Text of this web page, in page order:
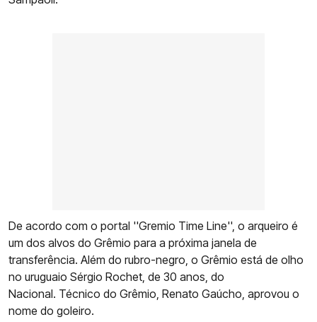
De acordo com o portal ''Gremio Time Line'', o arqueiro é
um dos alvos do Grêmio para a próxima janela de
transferência. Além do rubro-negro, o Grêmio está de olho
no uruguaio Sérgio Rochet, de 30 anos, do
Nacional. Técnico do Grêmio, Renato Gaúcho, aprovou o
nome do goleiro.